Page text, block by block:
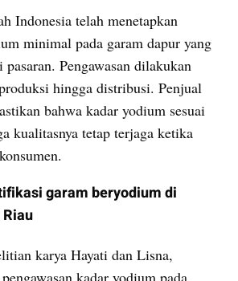
Indonesia telah menetapkan
minimal pada garam dapur yang
Pengawasan dilakukan
hingga distribusi. Penjual
bahwa kadar yodium sesuai
kualitasnya tetap terjaga ketika
garam beryodium di
karya Hayati dan Lisna,